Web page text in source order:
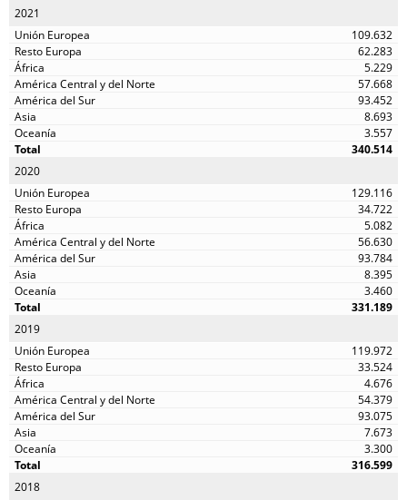
2021
109.632
62.283
5.229
57.668
93.452
8.693
3.557
340.514
2020
129.116
34.722
5.082
56.630
93.784
8.395
3.460
331.189
2019
119.972
33.524
4.676
54.379
93.075
7.673
3.300
316.599
2018